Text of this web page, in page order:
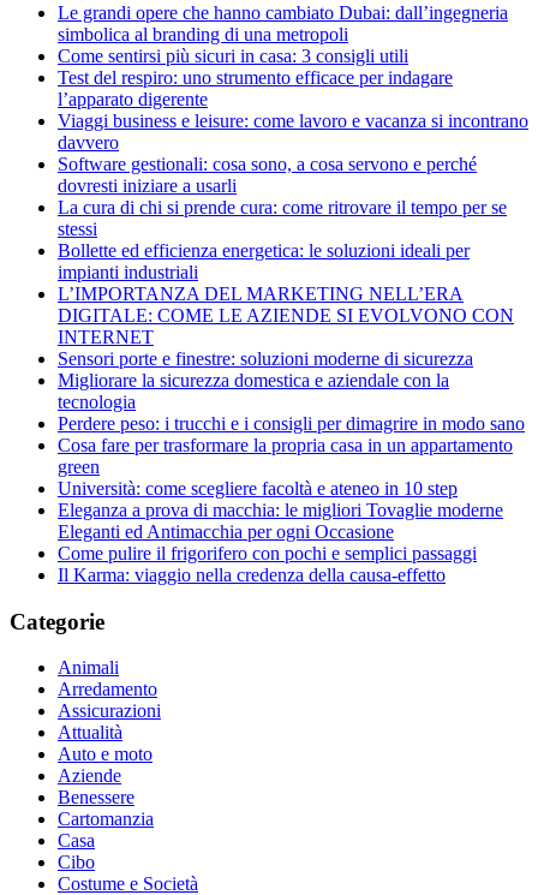
Le grandi opere che hanno cambiato Dubai: dall’ingegneria
simbolica al branding di una metropoli
Come sentirsi più sicuri in casa: 3 consigli utili
Test del respiro: uno strumento efficace per indagare
l’apparato digerente
Viaggi business e leisure: come lavoro e vacanza si incontrano
davvero
Software gestionali: cosa sono, a cosa servono e perché
dovresti iniziare a usarli
La cura di chi si prende cura: come ritrovare il tempo per se
stessi
Bollette ed efficienza energetica: le soluzioni ideali per
impianti industriali
L’IMPORTANZA DEL MARKETING NELL’ERA
DIGITALE: COME LE AZIENDE SI EVOLVONO CON
INTERNET
Sensori porte e finestre: soluzioni moderne di sicurezza
Migliorare la sicurezza domestica e aziendale con la
tecnologia
Perdere peso: i trucchi e i consigli per dimagrire in modo sano
Cosa fare per trasformare la propria casa in un appartamento
green
Università: come scegliere facoltà e ateneo in 10 step
Eleganza a prova di macchia: le migliori Tovaglie moderne
Eleganti ed Antimacchia per ogni Occasione
Come pulire il frigorifero con pochi e semplici passaggi
Il Karma: viaggio nella credenza della causa-effetto
Categorie
Animali
Arredamento
Assicurazioni
Attualità
Auto e moto
Aziende
Benessere
Cartomanzia
Casa
Cibo
Costume e Società